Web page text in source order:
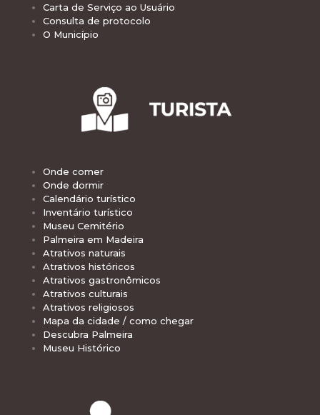
Carta de Serviço ao Usuário
Consulta de protocolo
O Município
Onde comer
Onde dormir
Calendário turístico
Inventário turístico
Museu Cemitério
Palmeira em Madeira
Atrativos naturais
Atrativos históricos
Atrativos gastronômicos
Atrativos culturais
Atrativos religiosos
Mapa da cidade / como chegar
Descubra Palmeira
Museu Histórico